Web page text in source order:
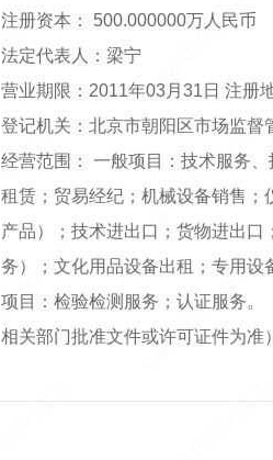
注册资本： 500.000000万人民币
法定代表人：梁宁
营业期限：2011年03月31日 注册
登记机关：北京市朝阳区市场监督
经营范围： 一般项目：技术服务
租赁；贸易经纪；机械设备销售
产品）；技术进出口；货物进出
务）；文化用品设备出租；专用
项目：检验检测服务；认证服务
相关部门批准文件或许可证件为